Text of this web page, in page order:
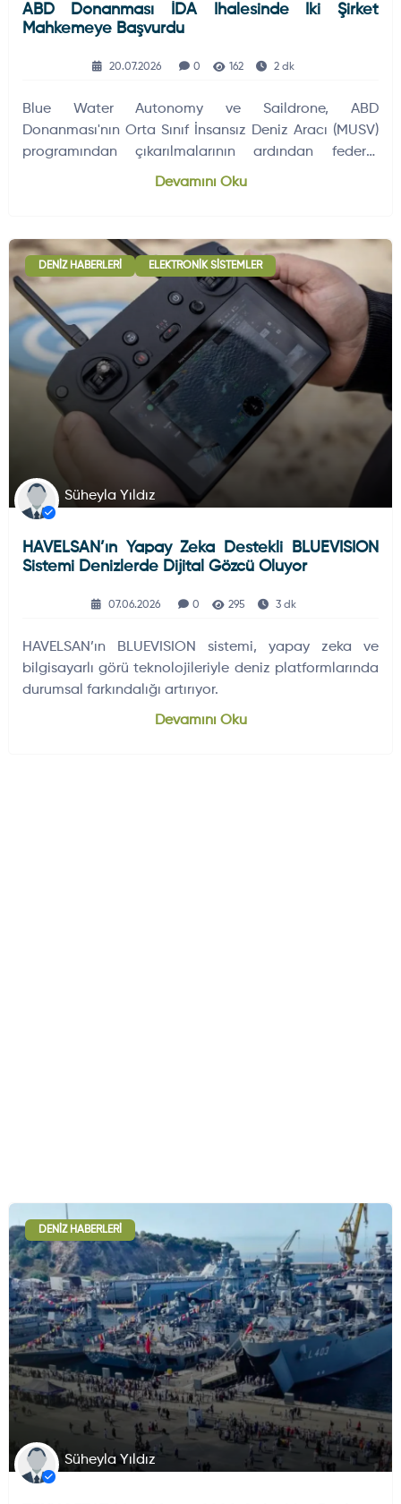
ABD Donanması İDA Ihalesinde Iki Şirket
Mahkemeye Başvurdu
20.07.2026 0 162 2 dk
Blue Water Autonomy ve Saildrone, ABD
Donanması'nın Orta Sınıf İnsansız Deniz Aracı (MUSV)
programından çıkarılmalarının ardından federal
mahkemede dava açtı.
Devamını Oku
DENIZ HABERLERI ELEKTRONIK SISTEMLER
Süheyla Yıldız
HAVELSAN’ın Yapay Zeka Destekli BLUEVISION
Sistemi Denizlerde Dijital Gözcü Oluyor
07.06.2026 0 295 3 dk
HAVELSAN’ın BLUEVISION sistemi, yapay zeka ve
bilgisayarlı görü teknolojileriyle deniz platformlarında
durumsal farkındalığı artırıyor.
Devamını Oku
DENIZ HABERLERI
Süheyla Yıldız
Füze ve Roketler 226
Dünyadan Gelişmeler